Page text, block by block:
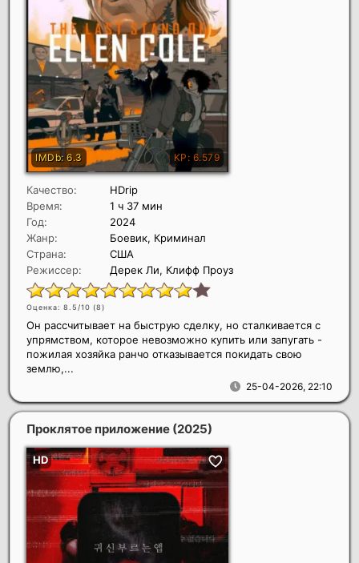
Качество:
HDrip
Время:
1 ч 37 мин
Год:
2024
Жанр:
Боевик, Криминал
Страна:
США
Режиссер:
Дерек Ли, Клифф Проуз
Оценка: 8.5/10 (8)
25-04-2026, 22:10
Он рассчитывает на быструю сделку, но сталкивается с
упрямством, которое невозможно купить или запугать -
пожилая хозяйка ранчо отказывается покидать свою
землю,...
Проклятое приложение (2025)